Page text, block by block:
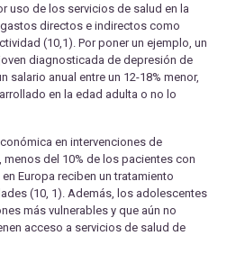
uso de los servicios de salud en la
directos e indirectos como
(10,1). Por poner un ejemplo, un
diagnosticada de depresión de
salario anual entre un 12-18% menor,
en la edad adulta o no lo
en intervenciones de
del 10% de los pacientes con
Europa reciben un tratamiento
(10, 1). Además, los adolescentes
más vulnerables y que aún no
acceso a servicios de salud de